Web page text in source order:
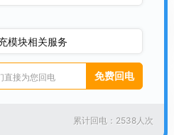
电（11无线充电功率）
模块相关服务
累计回电：2538人次